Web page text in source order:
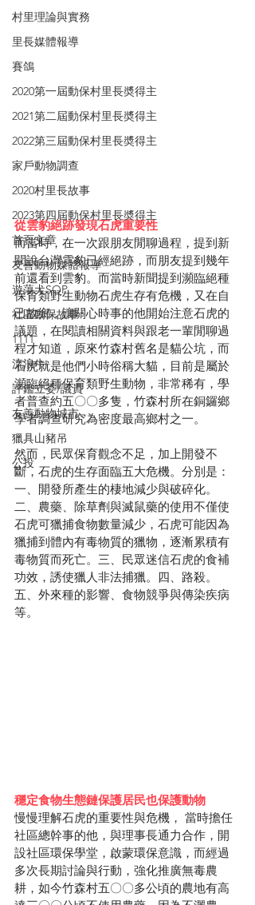
村里理論與實務
里長媒體報導
賽鴿
2020第一屆動保村里長奬得主
2021第二屆動保村里長奬得主
2022第三屆動保村里長奬得主
家戶動物調查
2020村里長故事
2023第四屆動保村里長奬得主
首頁文章
友善動物媒體報導
遊蕩犬SOP
社區動保故事
1111
流浪牛
評鑑立委/議員
友善動物城市
獵具山豬吊
公投
從雲豹絕跡發現石虎重要性
而當時，在一次跟朋友閒聊過程，提到新
聞說台灣雲豹已經絕跡，而朋友提到幾年
前還看到雲豹。而當時新聞提到瀕臨絕種
保育類野生動物石虎生存有危機，又在自
己故鄉，讓關心時事的他開始注意石虎的
議題，在閱讀相關資料與跟老一輩閒聊過
程才知道，原來竹森村舊名是貓公坑，而
石虎就是他們小時俗稱大貓，目前是屬於
瀕臨絕種保育類野生動物，非常稀有，學
者普查約五〇〇多隻，竹森村所在銅鑼鄉
學者調查研究為密度最高鄉村之一。
然而，民眾保育觀念不足，加上開發不
斷，石虎的生存面臨五大危機。分別是：
一、開發所產生的棲地減少與破碎化。
二、農藥、除草劑與滅鼠藥的使用不僅使
石虎可獵捕食物數量減少，石虎可能因為
獵捕到體內有毒物質的獵物，逐漸累積有
毒物質而死亡。三、民眾迷信石虎的食補
功效，誘使獵人非法捕獵。四、路殺。
五、外來種的影響、食物競爭與傳染疾病
等。
穩定食物生態鏈保護居民也保護動物
慢慢理解石虎的重要性與危機， 當時擔任
社區總幹事的他，與理事長通力合作，開
設社區環保學堂，啟蒙環保意識，而經過
多次長期討論與行動，強化推廣無毒農
耕，如今竹森村五〇〇多公頃的農地有高